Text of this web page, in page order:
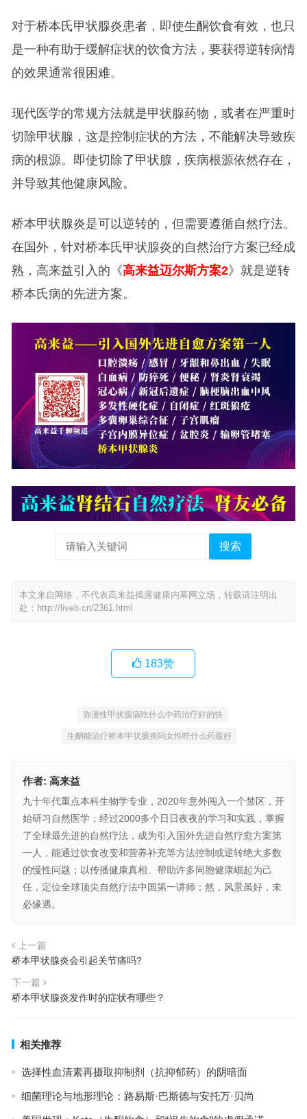
对于桥本氏甲状腺炎患者，即使生酮饮食有效，也只
是一种有助于缓解症状的饮食方法，要获得逆转病情
的效果通常很困难。
现代医学的常规方法就是甲状腺药物，或者在严重时
切除甲状腺，这是控制症状的方法，不能解决导致疾
病的根源。即使切除了甲状腺，疾病根源依然存在，
并导致其他健康风险。
桥本甲状腺炎是可以逆转的，但需要遵循自然疗法。
在国外，针对桥本氏甲状腺炎的自然治疗方案已经成
熟，高来益引入的《高来益迈尔斯方案2》就是逆转
桥本氏病的先进方案。
搜索
本文来自网络，不代表高来益揭露健康内幕网立场，转载请注明出
处： http://liveb.cn/2361.html
183赞
弥漫性甲状腺病吃什么中药治疗好的快
生酮能治疗桥本甲状腺炎吗女性吃什么药最好
作者: 高来益
九十年代重点本科生物学专业，2020年意外闯入一个禁区，开
始研习自然医学；经过2000多个日日夜夜的学习和实践，掌握
了全球最先进的自然疗法，成为引入国外先进自然疗愈方案第
一人，能通过饮食改变和营养补充等方法控制或逆转绝大多数
的慢性问题；以传播健康真相、帮助许多同胞健康崛起为己
任，定位全球顶尖自然疗法中国第一讲师；然，风景虽好，未
必缘遇。
上一篇
桥本甲状腺炎会引起关节痛吗?
下一篇
桥本甲状腺炎发作时的症状有哪些？
相关推荐
选择性血清素再摄取抑制剂（抗抑郁药）的阴暗面
细菌理论与地形理论：路易斯·巴斯德与安托万·贝尚